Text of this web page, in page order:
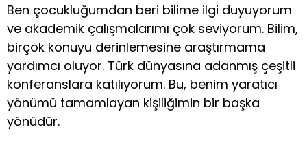
Ben çocukluğumdan beri bilime ilgi duyuyorum
ve akademik çalışmalarımı çok seviyorum. Bilim,
birçok konuyu derinlemesine araştırmama
yardımcı oluyor. Türk dünyasına adanmış çeşitli
konferanslara katılıyorum. Bu, benim yaratıcı
yönümü tamamlayan kişiliğimin bir başka
yönüdür.